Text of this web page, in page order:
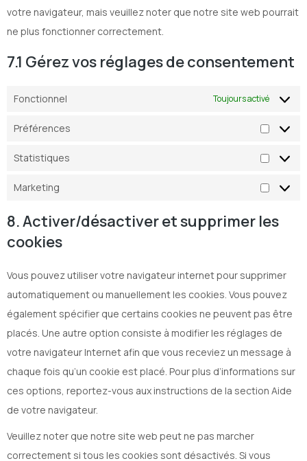
votre navigateur, mais veuillez noter que notre site web pourrait
ne plus fonctionner correctement.
7.1 Gérez vos réglages de consentement
Fonctionnel Toujours activé
Préférences
Statistiques
Marketing
8. Activer/désactiver et supprimer les
cookies
Vous pouvez utiliser votre navigateur internet pour supprimer
automatiquement ou manuellement les cookies. Vous pouvez
également spécifier que certains cookies ne peuvent pas être
placés. Une autre option consiste à modifier les réglages de
votre navigateur Internet afin que vous receviez un message à
chaque fois qu’un cookie est placé. Pour plus d’informations sur
ces options, reportez-vous aux instructions de la section Aide
de votre navigateur.
Veuillez noter que notre site web peut ne pas marcher
correctement si tous les cookies sont désactivés. Si vous